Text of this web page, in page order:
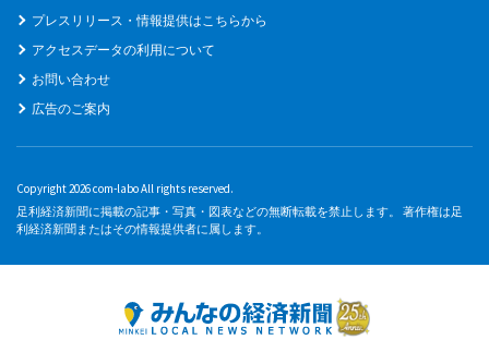
プレスリリース・情報提供はこちらから
アクセスデータの利用について
お問い合わせ
広告のご案内
Copyright 2026 com-labo All rights reserved.
足利経済新聞に掲載の記事・写真・図表などの無断転載を禁止します。 著作権は足
利経済新聞またはその情報提供者に属します。